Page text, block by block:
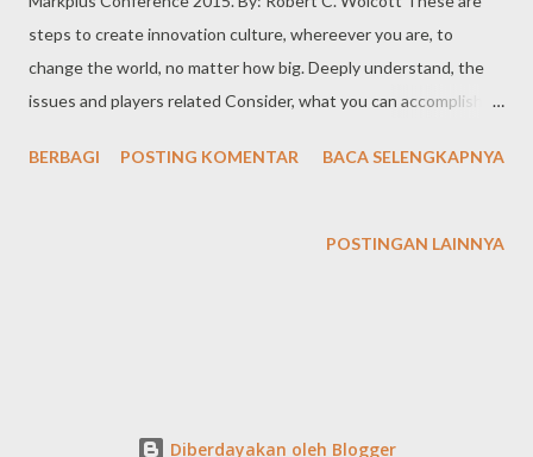
steps to create innovation culture, whereever you are, to
change the world, no matter how big. Deeply understand, the
issues and players related Consider, what you can accomplish
like a thoughtful tiggers and contructive eeyores Seek, common
your plan Try, a lot of stuff and learn. Mission and challenges
BERBAGI POSTING KOMENTAR BACA SELENGKAPNYA
POSTINGAN LAINNYA
Diberdayakan oleh Blogger